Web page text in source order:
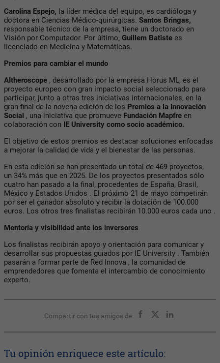
Carolina Espejo, la líder médica del equipo, es cardióloga y
doctora en Ciencias Médico-quirúrgicas. Santos Bringas,
responsable técnico de la empresa, tiene un doctorado en
Visión por Computador. Por último, Guillem Batiste es
licenciado en Medicina y Matemáticas.
Premios para cambiar el mundo
AItheroscope , desarrollado por la empresa Horus ML, es el
proyecto europeo con gran impacto social seleccionado para
participar, junto a otras tres iniciativas internacionales, en la
gran final de la novena edición de los Premios a la Innovación
Social , una iniciativa que promueve Fundación Mapfre en
colaboración con IE University como socio académico.
El objetivo de estos premios es destacar soluciones enfocadas
a mejorar la calidad de vida y el bienestar de las personas.
En esta edición se han presentado un total de 469 proyectos,
un 34% más que en 2025. De los proyectos presentados sólo
cuatro han pasado a la final, procedentes de España, Brasil,
México y Estados Unidos . El próximo 21 de mayo competirán
por ser el ganador absoluto y recibir la dotación de 100.000
euros. Los otros tres finalistas recibirán 10.000 euros cada uno .
Mentoría y visibilidad ante los inversores
Los finalistas recibirán apoyo y orientación para comunicar y
desarrollar sus propuestas guiados por IE University . También
pasarán a formar parte de Red Innova , la comunidad de
emprendedores que fomenta el intercambio de conocimiento
experto.
Compartir con tus amigos de
Tu opinión enriquece este artículo: